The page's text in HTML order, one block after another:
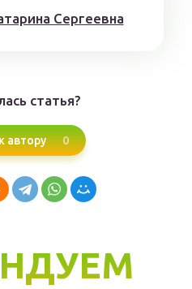
Ceргeeвнa
статья?
автору 0